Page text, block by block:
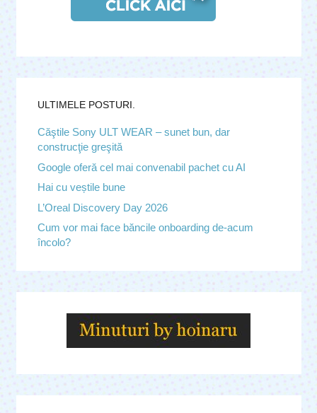
ULTIMELE POSTURI.
Căştile Sony ULT WEAR – sunet bun, dar
construcţie greşită
Google oferă cel mai convenabil pachet cu AI
Hai cu veștile bune
L’Oreal Discovery Day 2026
Cum vor mai face băncile onboarding de-acum
încolo?